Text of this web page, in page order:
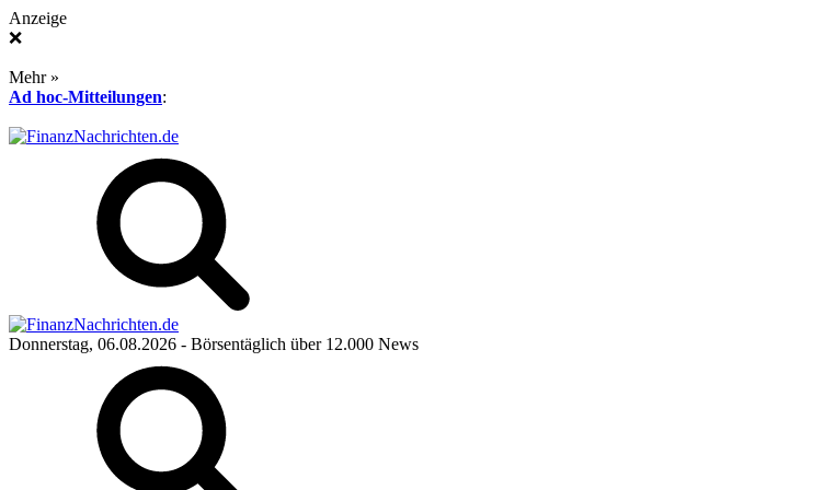
Anzeige
❌
Mehr »
Ad hoc-Mitteilungen:
Donnerstag, 06.08.2026 - Börsentäglich über 12.000 News